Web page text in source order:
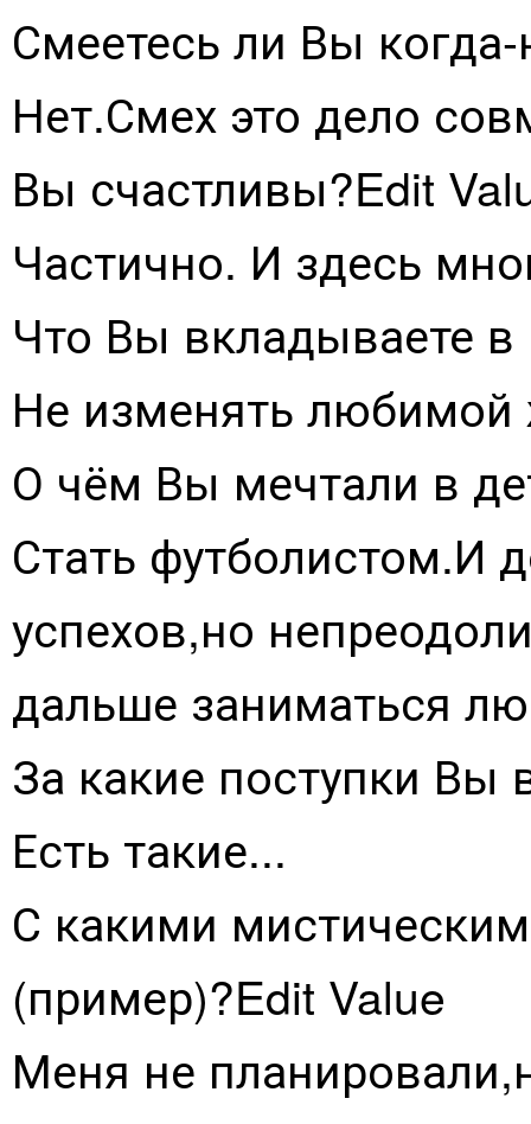
Смеетесь ли Вы
Нет.Смех это дело
Вы счастливы?Edit
Частично. И здесь
Что Вы вкладываете в
Не изменять
О чём Вы мечтали в
Стать футболистом.И
успехов,но
дальше заниматься
За какие поступки Вы
Есть такие...
С какими
(пример)?Edit Value
Меня не